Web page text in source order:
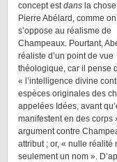
concept estdans la
Pierre Abélard, comme on
s’oppose au réalisme de
Champeaux. Pourtant,
réaliste d’un point de vue
théologique, car il pense
« l’intelligence divine
espèces originales des
appelées Idées, avant
manifestent en des corps
argument contre
attribut ; or, « nulle
seulement un nom ».